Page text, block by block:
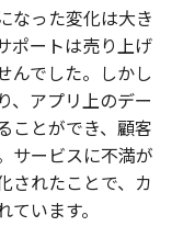
なった変化は大き
ポートは売り上げ
んでした。しかし
、アプリ上のデー
ことができ、顧客
サービスに不満が
されたことで、カ
います。